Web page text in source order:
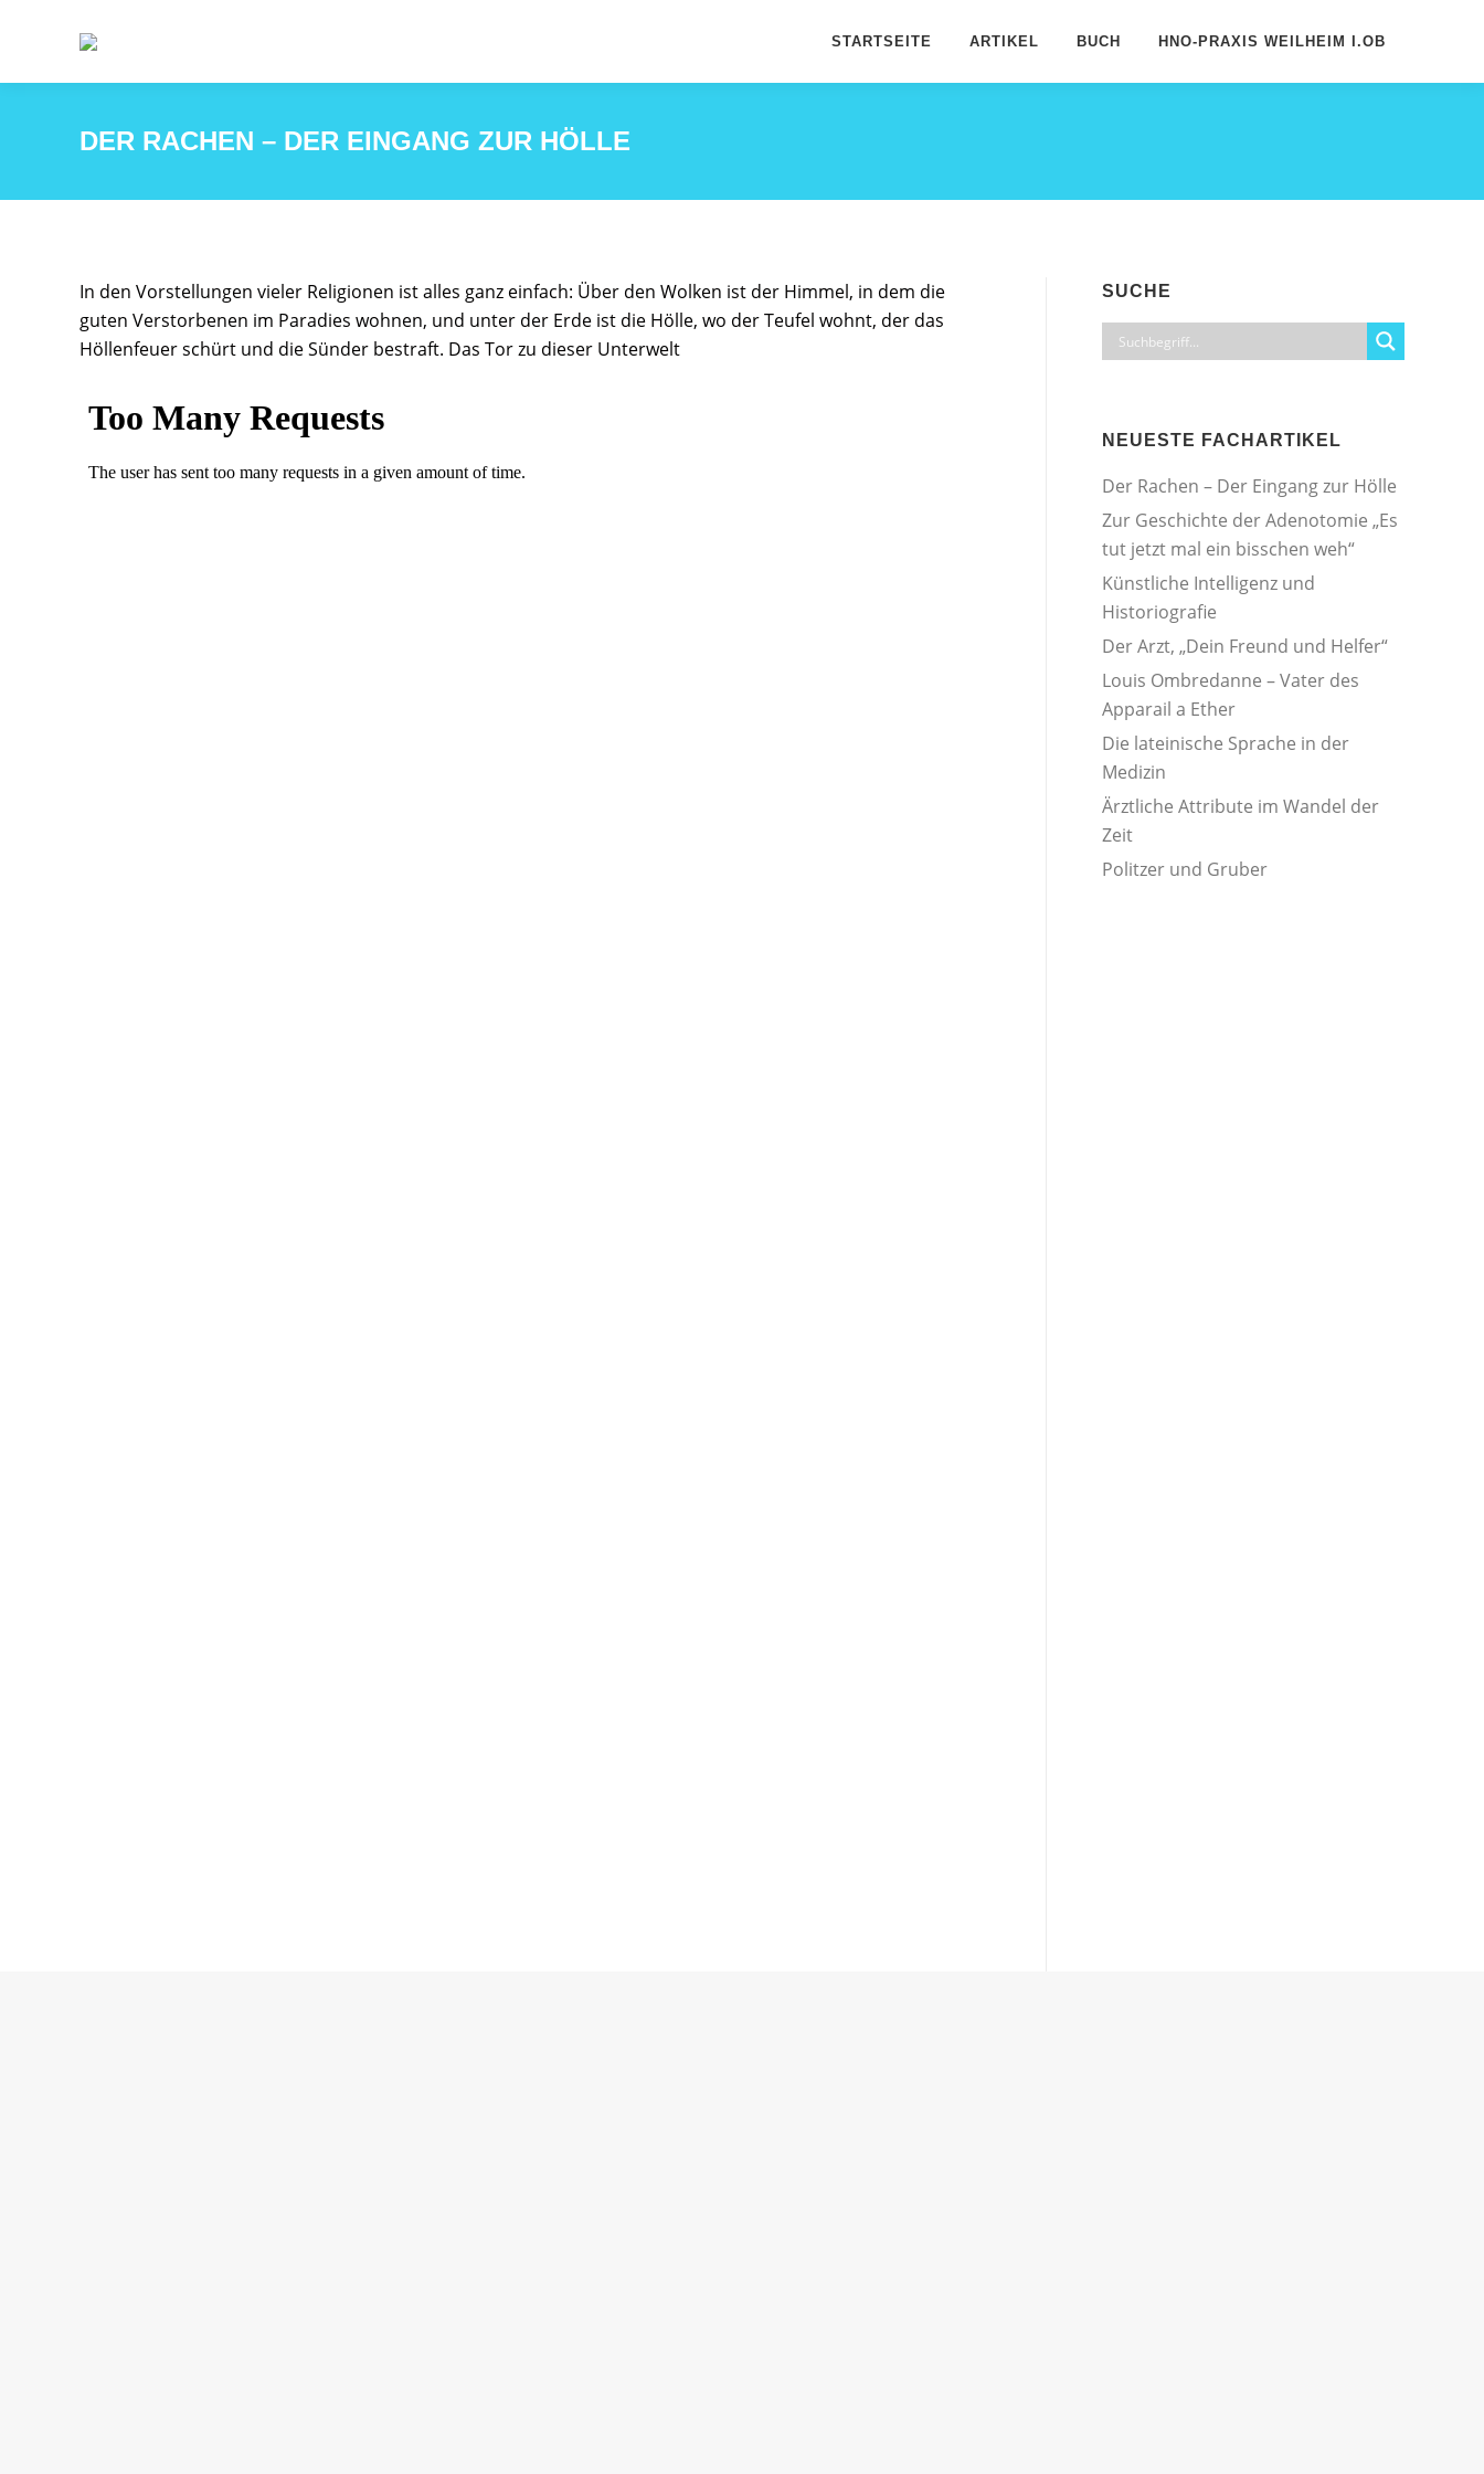
STARTSEITE ARTIKEL BUCH HNO-PRAXIS WEILHEIM I.OB
DER RACHEN – DER EINGANG ZUR HÖLLE
In den Vorstellungen vieler Religionen ist alles ganz einfach: Über den Wolken ist der Himmel, in dem die
guten Verstorbenen im Paradies wohnen, und unter der Erde ist die Hölle, wo der Teufel wohnt, der das
Höllenfeuer schürt und die Sünder bestraft. Das Tor zu dieser Unterwelt
SUCHE
NEUESTE FACHARTIKEL
Der Rachen – Der Eingang zur Hölle
Zur Geschichte der Adenotomie „Es
tut jetzt mal ein bisschen weh“
Künstliche Intelligenz und
Historiografie
Der Arzt, „Dein Freund und Helfer“
Louis Ombredanne – Vater des
Apparail a Ether
Die lateinische Sprache in der
Medizin
Ärztliche Attribute im Wandel der
Zeit
Politzer und Gruber